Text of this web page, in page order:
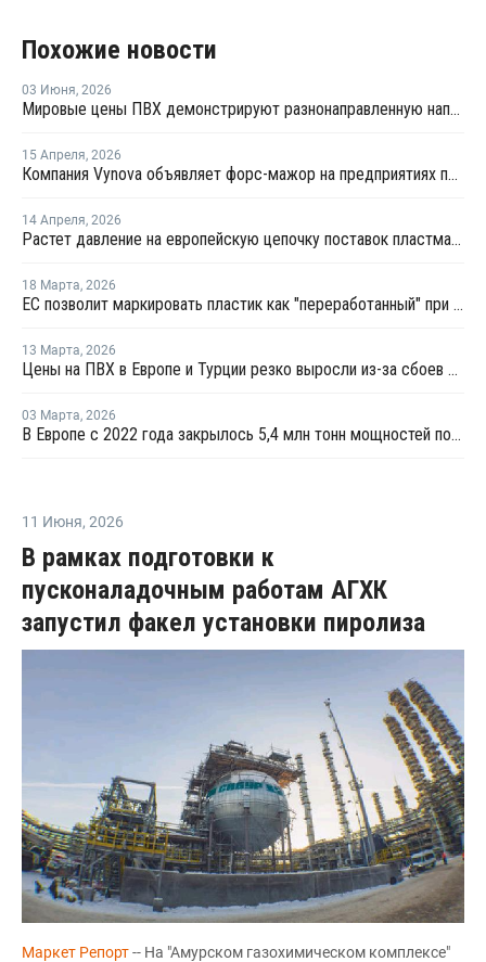
Похожие новости
03 Июня, 2026
Мировые цены ПВХ демонстрируют разнонаправленную направленность
15 Апреля, 2026
Компания Vynova объявляет форс-мажор на предприятиях по производству ПВХ во Франции и Германии
14 Апреля, 2026
Растет давление на европейскую цепочку поставок пластмасс
18 Марта, 2026
ЕС позволит маркировать пластик как "переработанный" при 2,5% содержании вторичного материала
13 Марта, 2026
Цены на ПВХ в Европе и Турции резко выросли из-за сбоев в цепочке поставок и увеличения производственных затрат
03 Марта, 2026
В Европе с 2022 года закрылось 5,4 млн тонн мощностей по выпуску полимеров
11 Июня, 2026
В рамках подготовки к
пусконаладочным работам АГХК
запустил факел установки пиролиза
Маркет Репорт-- На "Амурском газохимическом комплексе"